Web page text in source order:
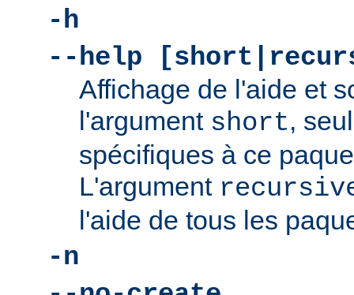
-h
--help
Affichage de l'aide et
l'argument short,
spécifiques à ce
L'argument
l'aide de tous les
-n